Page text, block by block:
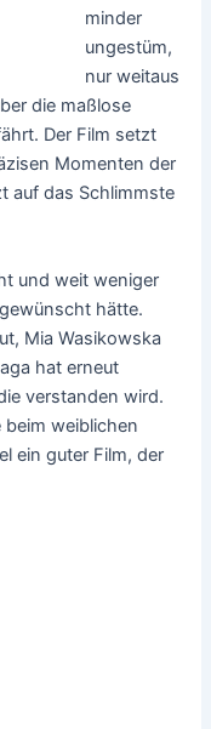
minder
ungestüm,
nur weitaus
die maßlose
Der Film setzt
Momenten der
auf das Schlimmste
und weit weniger
hätte.
Mia Wasikowska
hat erneut
verstanden wird.
beim weiblichen
ein guter Film, der